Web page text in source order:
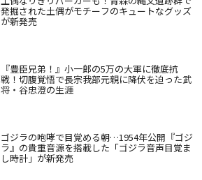
発掘された土偶がモチーフのキュートなグッズ
が新発売
『豊臣兄弟！』小一郎の5万の大軍に徹底抗
戦！切腹覚悟で長宗我部元親に降伏を迫った武
将・谷忠澄の生涯
ゴジラの咆哮で目覚める朝…1954年公開『ゴジ
ラ』の貴重音源を搭載した「ゴジラ音声目覚ま
し時計」が新発売